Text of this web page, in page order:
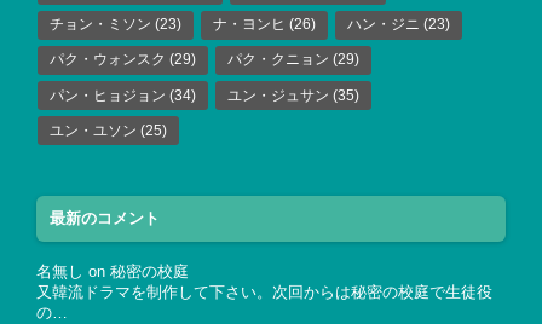
チョン・ミソン (23) ナ・ヨンヒ (26) ハン・ジニ (23)
パク・ウォンスク (29) パク・クニョン (29)
パン・ヒョジョン (34) ユン・ジュサン (35)
ユン・ユソン (25)
最新のコメント
名無し on 秘密の校庭
又韓流ドラマを制作して下さい。次回からは秘密の校庭で生徒役
の…